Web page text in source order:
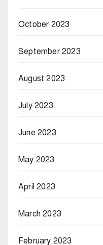
October 2023
September 2023
August 2023
July 2023
June 2023
May 2023
April 2023
March 2023
February 2023